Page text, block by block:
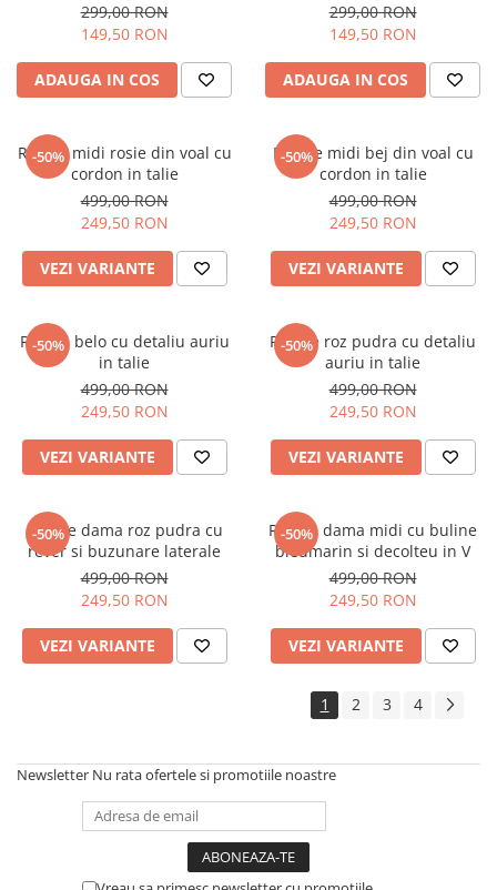
299,00 RON
149,50 RON
ADAUGA IN COS
299,00 RON
149,50 RON
ADAUGA IN COS
-50%
Rochie midi rosie din voal cu
cordon in talie
499,00 RON
249,50 RON
VEZI VARIANTE
-50%
Rochie midi bej din voal cu
cordon in talie
499,00 RON
249,50 RON
VEZI VARIANTE
-50%
Rochie belo cu detaliu auriu
in talie
499,00 RON
249,50 RON
VEZI VARIANTE
-50%
Rochie roz pudra cu detaliu
auriu in talie
499,00 RON
249,50 RON
VEZI VARIANTE
-50%
Rochie dama roz pudra cu
rever si buzunare laterale
499,00 RON
249,50 RON
VEZI VARIANTE
-50%
Rochie dama midi cu buline
bleumarin si decolteu in V
499,00 RON
249,50 RON
VEZI VARIANTE
1 2 3 4
Newsletter Nu rata ofertele si promotiile noastre